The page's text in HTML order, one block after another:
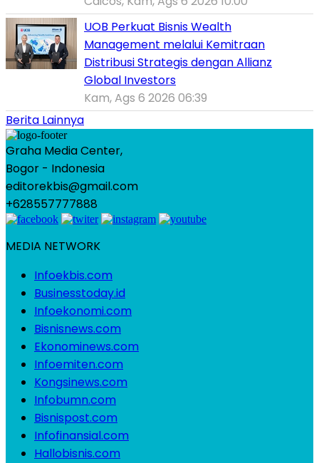
UOB Perkuat Bisnis Wealth
Management melalui Kemitraan
Distribusi Strategis dengan Allianz
Global Investors
Kam, Ags 6 2026 06:39
Berita Lainnya
Graha Media Center,
Bogor - Indonesia
editorekbis@gmail.com
+628557777888
MEDIA NETWORK
Infoekbis.com
Businesstoday.id
Infoekonomi.com
Bisnisnews.com
Ekonominews.com
Infoemiten.com
Kongsinews.com
Infobumn.com
Bisnispost.com
Infofinansial.com
Hallobisnis.com